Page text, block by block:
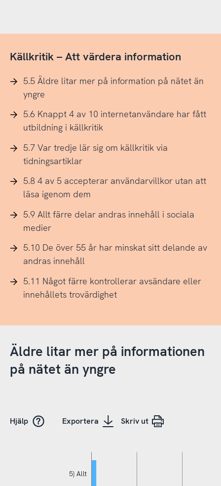
Källkritik – Att värdera information
5.5 Äldre litar mer på information på nätet än
yngre
5.6 Knappt 4 av 10 internetanvändare har fått
utbildning i källkritik
5.7 Var tredje lär sig om källkritik via
tidningsartiklar
5.8 4 av 5 accepterar användarvillkor utan att
läsa igenom dem
5.9 Allt färre delar andras innehåll i sociala
medier
5.10 De över 55 år har minskat sitt delande av
andras innehåll
5.11 Något färre kontrollerar avsändare eller
innehållets trovärdighet
Äldre litar mer på informationen
på nätet än yngre
Hjälp Exportera Skriv ut
5) Allt